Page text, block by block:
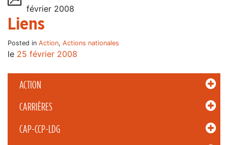
ACTION
CARRIÈRES
CAP-CCP-LDG
février 2008
Liens
Posted in Action, Actions nationales
le 25 février 2008